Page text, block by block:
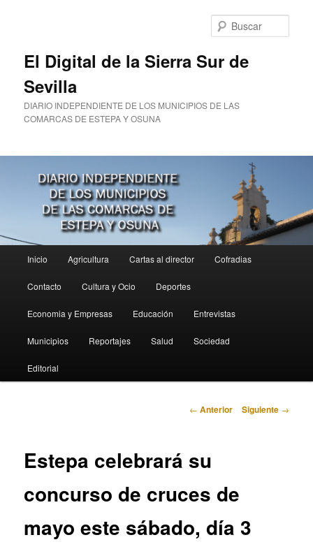
El Digital de la Sierra Sur de
Sevilla
DIARIO INDEPENDIENTE DE LOS MUNICIPIOS DE LAS
COMARCAS DE ESTEPA Y OSUNA
principal
Inicio Agricultura Cartas al director Cofradias
Contacto Cultura y Ocio Deportes
Economia y Empresas Educación Entrevistas
Municipios Reportajes Salud Sociedad
Editorial
Navegación
← Anterior Siguiente →
Estepa celebrará su
concurso de cruces de
mayo este sábado, día 3